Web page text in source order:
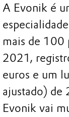
A Evonik é
mais de 100
2021,
euros e um
ajustado) de
Evonik vai